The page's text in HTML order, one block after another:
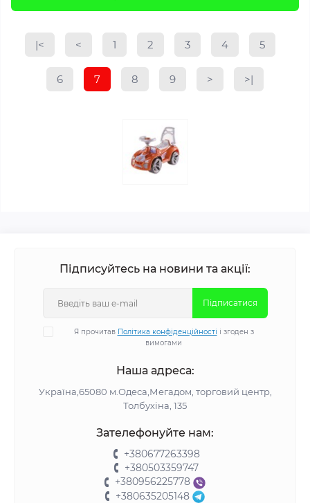
|< < 1 2 3 4 5
6 7 8 9 > >|
Підписуйтесь на новини та акції:
Підписатися
Я прочитав Політика конфіденційності і згоден з
вимогами
Наша адреса:
Україна,65080 м.Одеса,Мегадом, торговий центр,
Толбухіна, 135
Зателефонуйте нам:
+380677263398
+380503359747
+380956225778
+380635205148